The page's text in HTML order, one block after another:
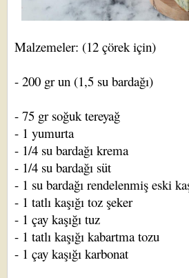
Malzemeler: (12 çörek için)
- 200 gr un (1,5 su bardağı)
- 75 gr soğuk tereyağ
- 1 yumurta
- 1/4 su bardağı krema
- 1/4 su bardağı süt
- 1 su bardağı rendelenmiş eski
- 1 tatlı kaşığı toz şeker
- 1 çay kaşığı tuz
- 1 tatlı kaşığı kabartma tozu
- 1 çay kaşığı karbonat